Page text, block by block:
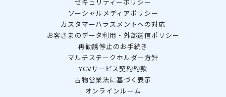
ソーシャルメディアポリシー
カスタマーハラスメントへの対応
お客さまのデータ利用・外部送信ポリシー
再勧誘停止のお手続き
マルチステークホルダー方針
YCVサービス契約約款
古物営業法に基づく表示
オンラインルーム